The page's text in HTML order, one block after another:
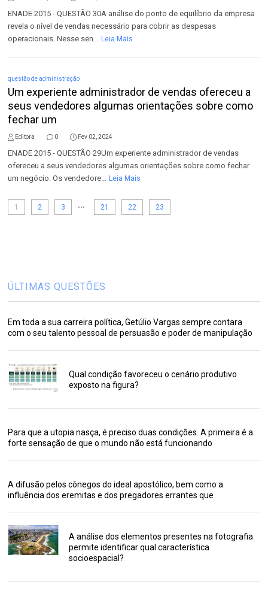
ENADE 2015 - QUESTÃO 30A análise do ponto de equilíbrio da empresa
revela o nível de vendas necessário para cobrir as despesas
operacionais. Nesse sen... Leia Mais
questão de administração
Um experiente administrador de vendas ofereceu a
seus vendedores algumas orientações sobre como
fechar um
Editora 0 Fev 02, 2024
ENADE 2015 - QUESTÃO 29Um experiente administrador de vendas
ofereceu a seus vendedores algumas orientações sobre como fechar
um negócio. Os vendedore... Leia Mais
1 2 3 ... 21 22 23
ÚLTIMAS QUESTÕES
Em toda a sua carreira política, Getúlio Vargas sempre contara
com o seu talento pessoal de persuasão e poder de manipulação
Qual condição favoreceu o cenário produtivo
exposto na figura?
Para que a utopia nasça, é preciso duas condições. A primeira é a
forte sensação de que o mundo não está funcionando
A difusão pelos cônegos do ideal apostólico, bem como a
influência dos eremitas e dos pregadores errantes que
A análise dos elementos presentes na fotografia
permite identificar qual característica
socioespacial?